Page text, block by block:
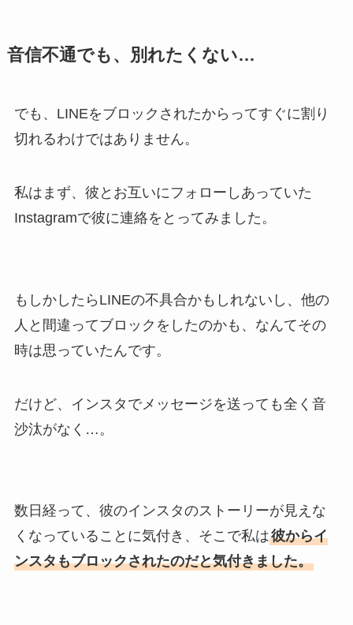
音信不通でも、別れたくない…
でも、LINEをブロックされたからってすぐに割り
切れるわけではありません。
私はまず、彼とお互いにフォローしあっていた
Instagramで彼に連絡をとってみました。
もしかしたらLINEの不具合かもしれないし、他の
人と間違ってブロックをしたのかも、なんてその
時は思っていたんです。
だけど、インスタでメッセージを送っても全く音
沙汰がなく…。
数日経って、彼のインスタのストーリーが見えな
くなっていることに気付き、そこで私は彼からイ
ンスタもブロックされたのだと気付きました。